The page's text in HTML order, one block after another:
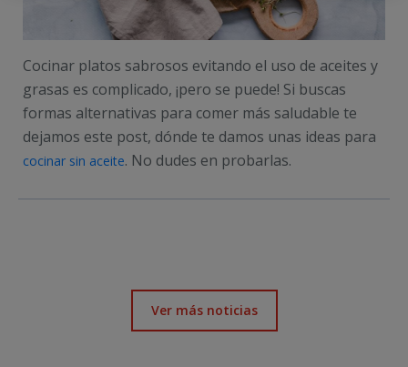
Cocinar platos sabrosos evitando el uso de aceites y
grasas es complicado, ¡pero se puede! Si buscas
formas alternativas para comer más saludable te
dejamos este post, dónde te damos unas ideas para
cocinar sin aceite. No dudes en probarlas.
Ver más noticias